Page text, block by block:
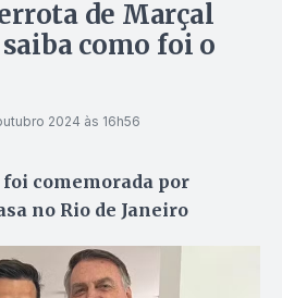
de Marçal
como foi o
2024 às 16h56
comemorada por
no Rio de Janeiro